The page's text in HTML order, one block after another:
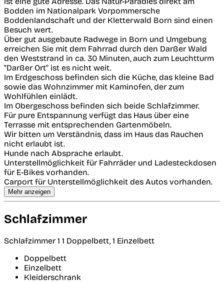
Bodden im Nationalpark Vorpommersche
Boddenlandschaft und der Kletterwald Born sind einen
Besuch wert.
Über gut ausgebaute Radwege in Born und Umgebung
erreichen Sie mit dem Fahrrad durch den Darßer Wald
den Weststrand in ca. 30 Minuten, auch zum Leuchtturm
"Darßer Ort" ist es nicht weit.
Im Erdgeschoss befinden sich die Küche, das kleine Bad
sowie das Wohnzimmer mit Kaminofen, der zum
Wohlfühlen einlädt.
Im Obergeschoss befinden sich beide Schlafzimmer.
Für pure Entspannung verfügt das Haus über eine
Terrasse mit entsprechenden Gartenmöbeln.
Wir bitten um Verständnis, dass im Haus das Rauchen
nicht erlaubt ist.
Hunde nach Absprache erlaubt.
Unterstellmöglichkeit für Fahrräder und Ladesteckdosen
für E-Bikes vorhanden.
Carport für Unterstellmöglichkeit des Autos vorhanden.
Mehr anzeigen
Schlafzimmer
Schlafzimmer 1 1 Doppelbett, 1 Einzelbett
Doppelbett
Einzelbett
Kleiderschrank